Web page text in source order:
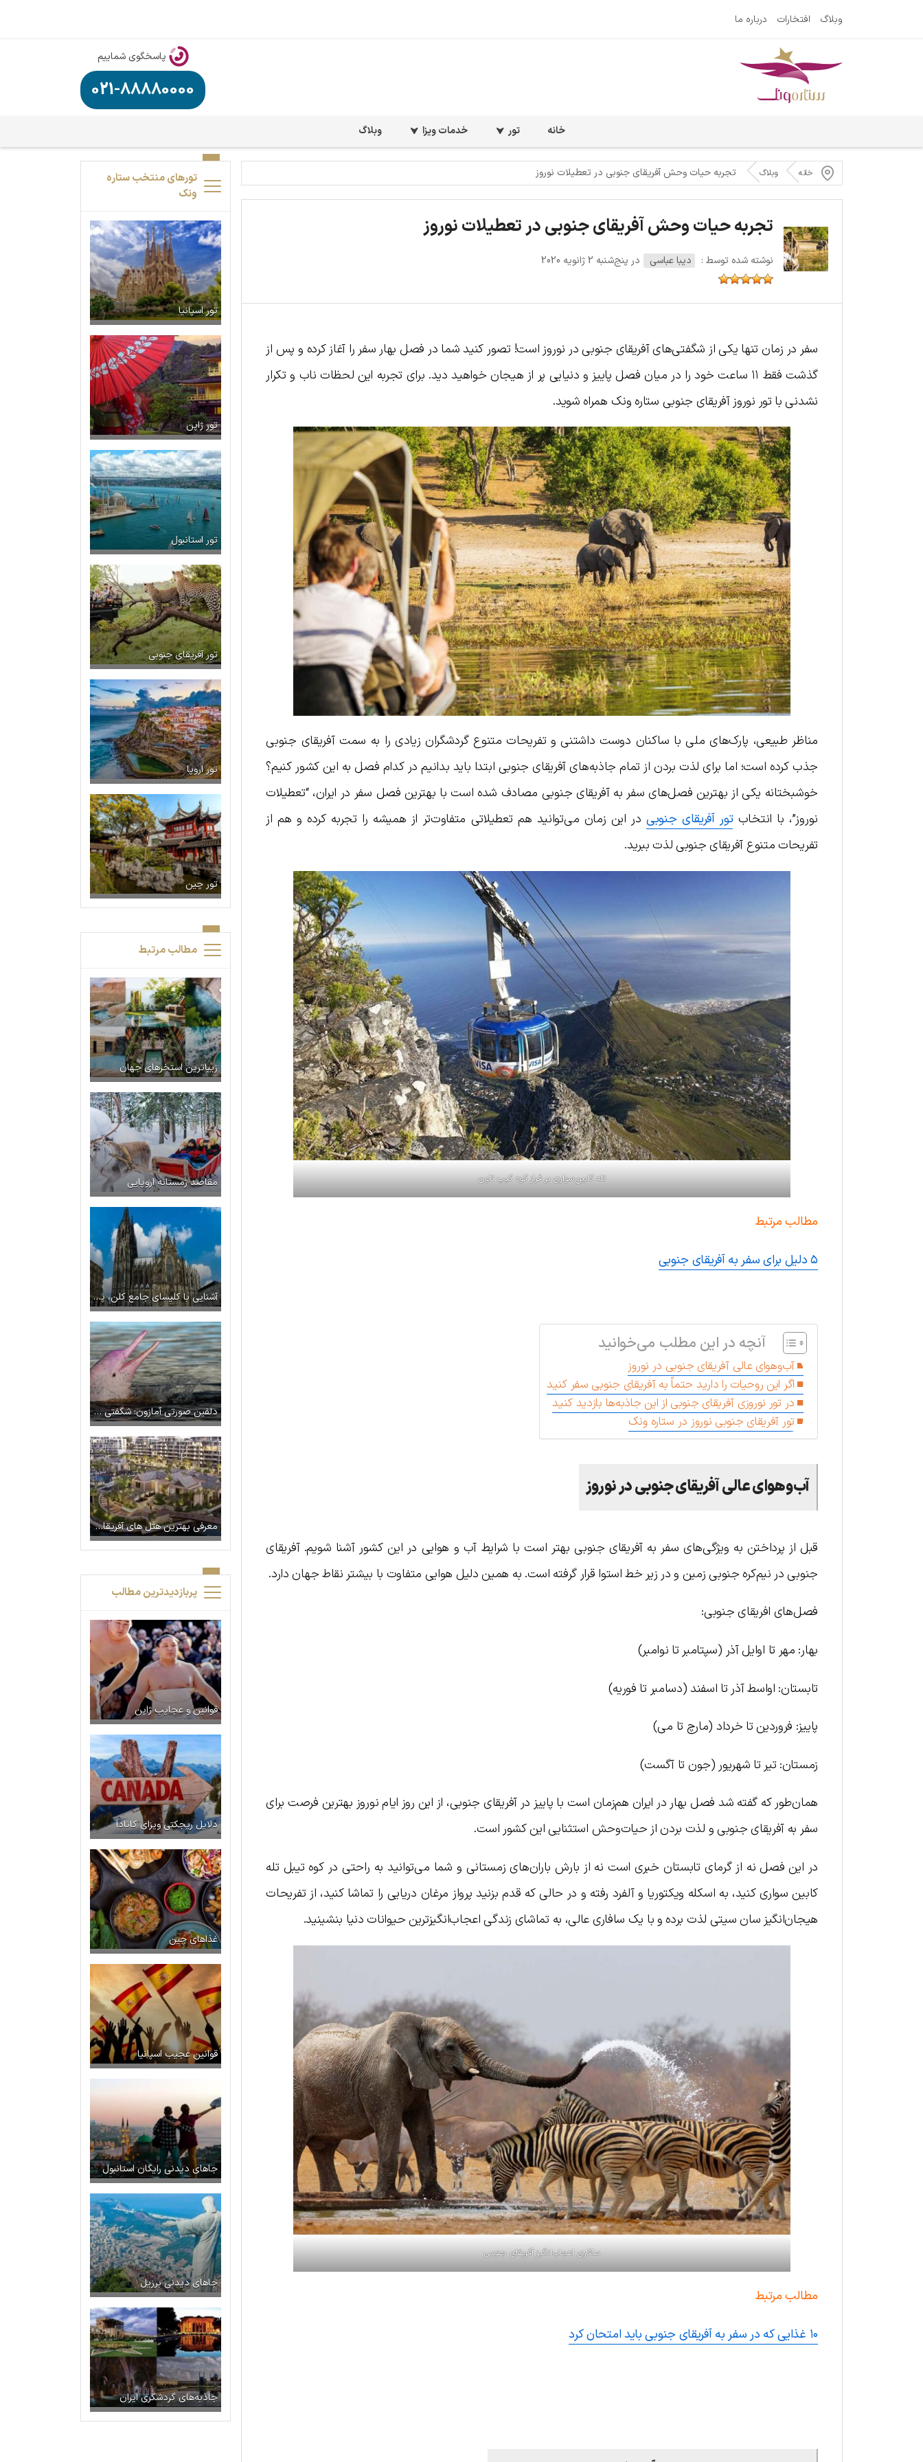
وبلاگ افتخارات درباره ما
پاسخگوی شماییم
021-88880000
خانه تور خدمات ویزا وبلاگ
خانه وبلاگ تجربه حیات وحش آفریقای جنوبی در تعطیلات نوروز
تجربه حیات وحش آفریقای جنوبی در تعطیلات نوروز
نوشته شده توسط : دیبا عباسی در پنج‌شنبه 2 ژانویه 2020
سفر در زمان تنها یکی از شگفتی‌های آفریقای جنوبی در نوروز است! تصور کنید شما در فصل بهار سفر را آغاز کرده و پس از
گذشت فقط ۱۱ ساعت خود را در میان فصل پاییز و دنیایی پر از هیجان خواهید دید. برای تجربه این لحظات ناب و تکرار
نشدنی با تور نوروز آفریقای جنوبی ستاره ونک همراه شوید.
مناظر طبیعی، پارک‌های ملی با ساکنان دوست داشتنی و تفریحات متنوع گردشگران زیادی را به سمت آفریقای جنوبی
جذب کرده است؛ اما برای لذت بردن از تمام جاذبه‌های آفریقای جنوبی ابتدا باید بدانیم در کدام فصل به این کشور کنیم؟
خوشبختانه یکی از بهترین فصل‌های سفر به آفریقای جنوبی مصادف شده است با بهترین فصل سفر در ایران، “تعطیلات
نوروز”، با انتخابتور آفریقای جنوبیدر این زمان می‌توانید هم تعطیلاتی متفاوت‌تر از همیشه را تجربه کرده و هم از
تفریحات متنوع آفریقای جنوبی لذت ببرید.
تله کابین‌سواری بر فراز کوه کیپ تاون
مطالب مرتبط
۵ دلیل برای سفر به آفریقای جنوبی
آنچه در این مطلب می‌خوانید
آب‌وهوای عالی آفریقای جنوبی در نوروز
اگر این روحیات را دارید حتماً به آفریقای جنوبی سفر کنید
در تور نوروزی آفریقای جنوبی از این جاذبه‌ها بازدید کنید
تور آفریقای جنوبی نوروز در ستاره ونک
آب‌وهوای عالی آفریقای جنوبی در نوروز
قبل از پرداختن به ویژگی‌های سفر به آفریقای جنوبی بهتر است با شرایط آب و هوایی در این کشور آشنا شویم. آفریقای
جنوبی در نیم‌کره جنوبی زمین و در زیر خط استوا قرار گرفته است. به همین دلیل هوایی متفاوت با بیشتر نقاط جهان دارد.
فصل‌های افریقای جنوبی:
بهار: مهر تا اوایل آذر (سپتامبر تا نوامبر)
تابستان: اواسط آذر تا اسفند (دسامبر تا فوریه)
پاییز: فروردین تا خرداد (مارچ تا می)
زمستان: تیر تا شهریور (جون تا آگست)
همان‌طور که گفته شد فصل بهار در ایران هم‌زمان است با پاییز در آفریقای جنوبی، از این روز ایام نوروز بهترین فرصت برای
سفر به آفریقای جنوبی و لذت بردن از حیات‌وحش استثنایی این کشور است.
در این فصل نه از گرمای تابستان خبری است نه از بارش باران‌های زمستانی و شما می‎‌توانید به راحتی در کوه تیبل تله
کابین سواری کنید، به اسکله ویکتوریا و آلفرد رفته و در حالی که قدم بزنید پرواز مرغان دریایی را تماشا کنید، از تفریحات
هیجان‌انگیز سان سیتی لذت برده و با یک سافاری عالی، به تماشای زندگی اعجاب‌انگیزترین حیوانات دنیا بنشینید.
سافاری اعجاب‌انگیز آفریقای جنوبی
مطالب مرتبط
۱۰ غذایی که در سفر به آفریقای جنوبی باید امتحان کرد
تورهای منتخب ستاره
ونک
تور اسپانیا
تور ژاپن
تور استانبول
تور آفریقای جنوبی
تور اروپا
تور چین
مطالب مرتبط
زیباترین استخرهای جهان
مقاصد زمستانه اروپایی
آشنایی با کلیسای جامع کلن، پربازدیدترین مکان دیدنی در آلمان
دلفین صورتی آمازون: شگفتی رودخانه در برزیل
معرفی بهترین هتل های آفریقای جنوبی به همراه عکس
پربازدیدترین مطالب
قوانین و عجایب ژاپن
دلایل ریجکتی ویزای کانادا
غذاهای چین
قوانین عجیب اسپانیا
جاهای دیدنی رایگان استانبول
جاهای دیدنی برزیل
جاذبه‌های گردشگری ایران